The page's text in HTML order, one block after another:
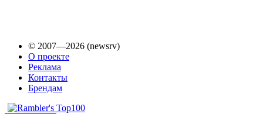
© 2007—2026 (newsrv)
О проекте
Реклама
Контакты
Брендам